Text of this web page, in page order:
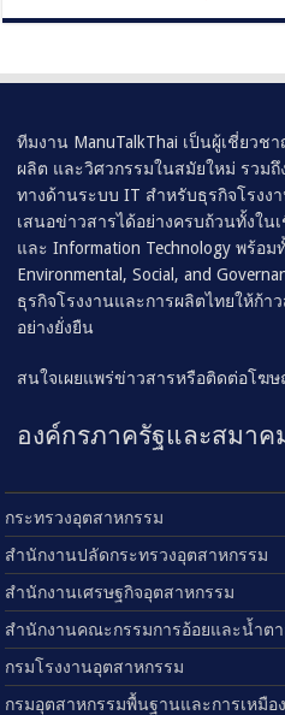
ทีมงาน ManuTalkThai เป็นผู้เชี่ยวช
ผลิต และวิศวกรรมในสมัยใหม่ รวม
ทางด้านระบบ IT สำหรับธุรกิจโรงง
เสนอข่าวสารได้อย่างครบถ้วนทั้งใน
และ Information Technology พร้อ
Environmental, Social, and
ธุรกิจโรงงานและการผลิตไทยให้ก้า
อย่างยั่งยืน
สนใจเผยแพร่ข่าวสารหรือติดต่อโฆ
องค์กรภาครัฐและสมาค
กระทรวงอุตสาหกรรม
สำนักงานปลัดกระทรวงอุตสาหกรรม
สำนักงานเศรษฐกิจอุตสาหกรรม
สำนักงานคณะกรรมการอ้อยและน้ำต
กรมโรงงานอุตสาหกรรม
กรมอุตสาหกรรมพื้นฐานและการเหมือ